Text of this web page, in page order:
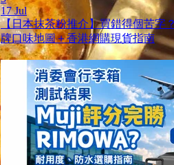
17 Jul
【日本抹茶粉推介】買錯得個苦字
牌口味地圖＋香港網購現貨指南